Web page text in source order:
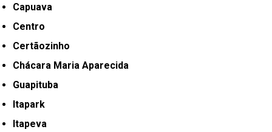
Capuava
Centro
Certãozinho
Chácara Maria Aparecida
Guapituba
Itapark
Itapeva